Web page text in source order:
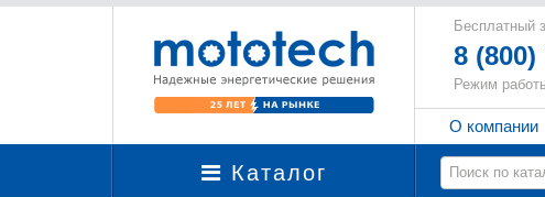
Бесплатный
8 (800)
Режим
О компании
Каталог